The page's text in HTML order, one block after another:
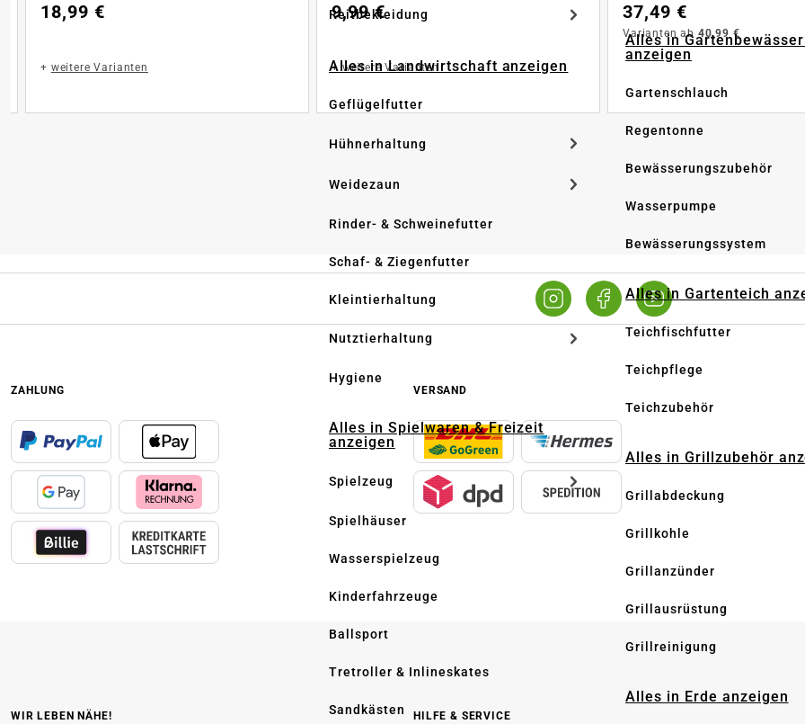
Reitbekleidung
Alles in Landwirtschaft anzeigen
Geflügelfutter
Hühnerhaltung
Weidezaun
Rinder- & Schweinefutter
Schaf- & Ziegenfutter
Kleintierhaltung
Nutztierhaltung
Hygiene
Alles in Spielwaren & Freizeit
anzeigen
Spielzeug
Spielhäuser
Wasserspielzeug
Kinderfahrzeuge
Ballsport
Tretroller & Inlineskates
Sandkästen
Alles in
anzeigen
Gartenschlauch
Regentonne
Bewässerungszubehör
Wasserpumpe
Bewässerungssystem
Alles in Gartenteich
Teichfischfutter
Teichpflege
Teichzubehör
Alles in Grillzubehör
Grillabdeckung
Grillkohle
Grillanzünder
Grillausrüstung
Grillreinigung
Alles in Erde anzeigen
18,99 €
+ weitere Varianten
9,99 €
+ weitere Varianten
37,49 €
Varianten ab 40,99 €
ZAHLUNG VERSAND
WIR LEBEN NÄHE! HILFE & SERVICE